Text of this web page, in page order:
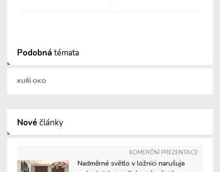
Podobná témata
KUŘÍ OKO
Nové články
KOMERČNÍ PREZENTACE
Nadměrné světlo v ložnici narušuje